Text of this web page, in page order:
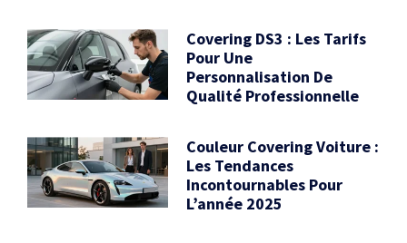
Covering DS3 : Les Tarifs
Pour Une
Personnalisation De
Qualité Professionnelle
Couleur Covering Voiture :
Les Tendances
Incontournables Pour
L’année 2025